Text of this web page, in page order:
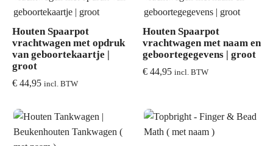
Houten Spaarpot
vrachtwagen met opdruk
van geboortekaartje |
groot
€ 44,95 incl. BTW
Houten Spaarpot
vrachtwagen met naam en
geboortegegevens | groot
€ 44,95 incl. BTW